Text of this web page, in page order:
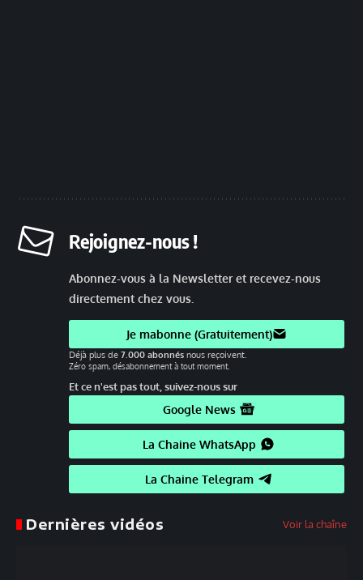
Rejoignez-nous !
Abonnez-vous à la Newsletter et recevez-nous
directement chez vous.
Je mabonne (Gratuitement)
Déjà plus de 7.000 abonnés nous reçoivent.
Zéro spam, désabonnement à tout moment.
Et ce n'est pas tout, suivez-nous sur
Google News
La Chaine WhatsApp
La Chaine Telegram
Dernières vidéos Voir la chaîne